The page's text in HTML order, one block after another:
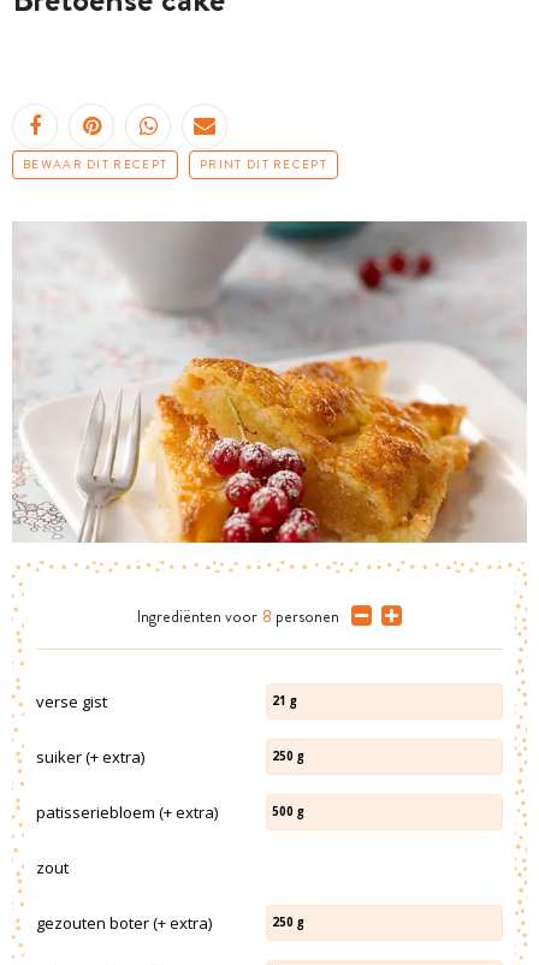
BEWAAR DIT RECEPT PRINT DIT RECEPT
Ingrediënten voor 8 personen
verse gist 21 g
suiker (+ extra) 250 g
patisseriebloem (+ extra) 500 g
zout
gezouten boter (+ extra) 250 g